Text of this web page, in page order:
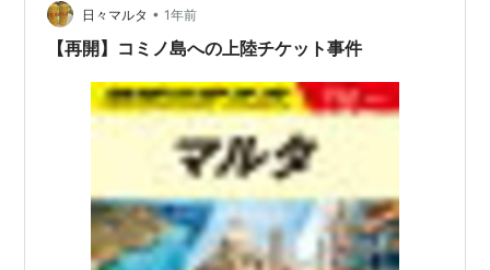
の歌を観られるのでご…
日々マルタ • 1年前
【再開】コミノ島への上陸チケット事件